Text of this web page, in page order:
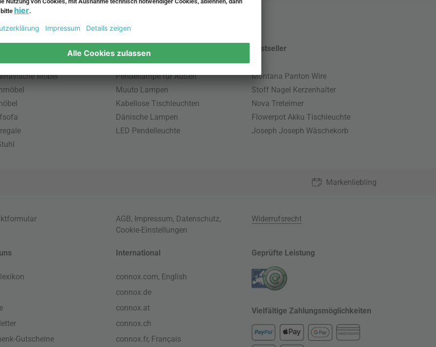
und zzgl.
Möbel
Beliebte Leuchten
Pendellampe für Außen
Muuto Lampen
Kabellose Tischleuchten
Dänische Lampen
LED Pendelleuchte
Bestseller
Montana Panton Wire
Stoff Nagel Kerzenhalter
Nova Treteimer
Flowerpot Akku Tischleuchte
Joseph Joseph Wäschekorb
Markenliebling
AGB, Impressum, Datenschutz,
Cookie-Einstellungen
Widerrufsrecht
Gutscheine
International
connox.com, English
connox.de
connox.at
connox.ch
connox.fr, Français
Geprüfte Leistung
Vielfältige Zahlungsmöglichkeiten
KREDITKARTE